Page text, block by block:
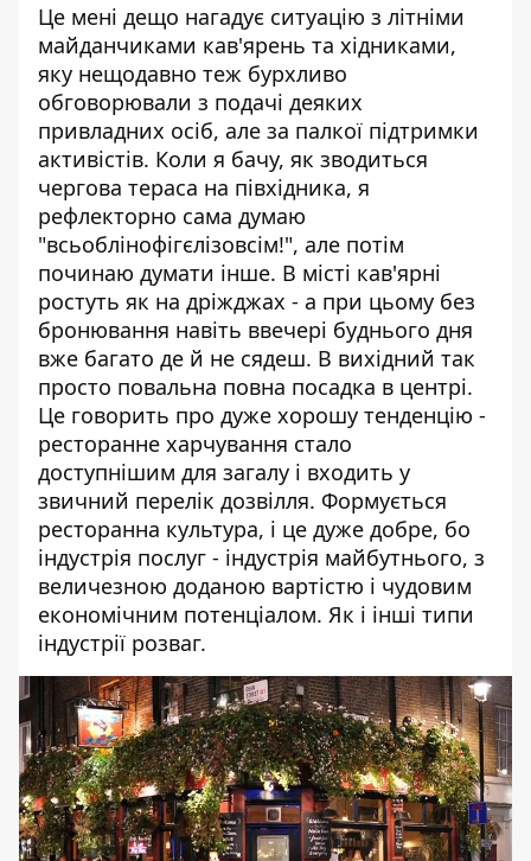
Це мені дещо нагадує ситуацію з літніми
майданчиками кав'ярень та хідниками,
яку нещодавно теж бурхливо
обговорювали з подачі деяких
привладних осіб, але за палкої підтримки
активістів. Коли я бачу, як зводиться
чергова тераса на півхідника, я
рефлекторно сама думаю
"всьоблінофігєлізовсім!", але потім
починаю думати інше. В місті кав'ярні
ростуть як на дріжджах - а при цьому без
бронювання навіть ввечері буднього дня
вже багато де й не сядеш. В вихідний так
просто повальна повна посадка в центрі.
Це говорить про дуже хорошу тенденцію -
ресторанне харчування стало
доступнішим для загалу і входить у
звичний перелік дозвілля. Формується
ресторанна культура, і це дуже добре, бо
індустрія послуг - індустрія майбутнього, з
величезною доданою вартістю і чудовим
економічним потенціалом. Як і інші типи
індустрії розваг.